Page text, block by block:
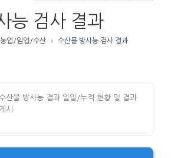
능 검사 결과
농업/임업/수산 수산물 방사능 검사 결과
산물 방사능 결과 일일/누적 현황 및 결과
게시